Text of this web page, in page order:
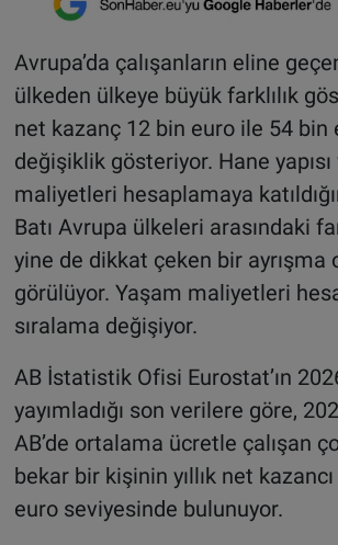
Avrupa’da çalışanların eline
ülkeden ülkeye büyük farklılık
net kazanç 12 bin euro ile 54 bin
değişiklik gösteriyor. Hane
maliyetleri hesaplamaya
Batı Avrupa ülkeleri arasındaki
yine de dikkat çeken bir ayrışma
görülüyor. Yaşam maliyetleri
sıralama değişiyor.
AB İstatistik Ofisi Eurostat’ın
yayımladığı son verilere göre,
AB’de ortalama ücretle çalışan
bekar bir kişinin yıllık net
euro seviyesinde bulunuyor.